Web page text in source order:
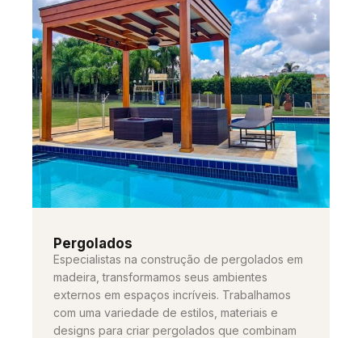
Pergolados
Especialistas na construção de pergolados em
madeira, transformamos seus ambientes
externos em espaços incríveis. Trabalhamos
com uma variedade de estilos, materiais e
designs para criar pergolados que combinam